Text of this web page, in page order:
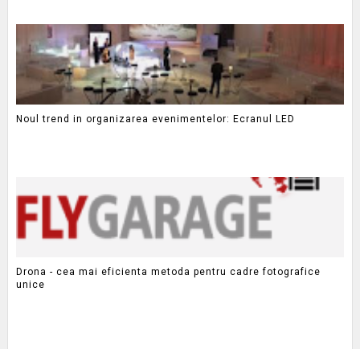
Noul trend in organizarea evenimentelor: Ecranul LED
Drona - cea mai eficienta metoda pentru cadre fotografice
unice